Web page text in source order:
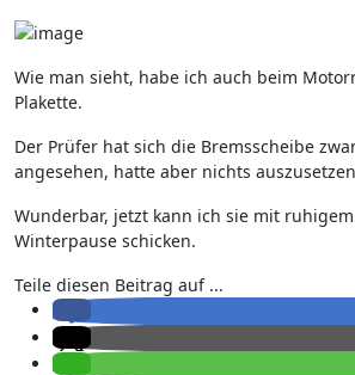
Wie man sieht, habe ich auch beim
Plakette.
Der Prüfer hat sich die Bremsscheibe
angesehen, hatte aber nichts
Wunderbar, jetzt kann ich sie mit
Winterpause schicken.
Teile diesen Beitrag auf ...